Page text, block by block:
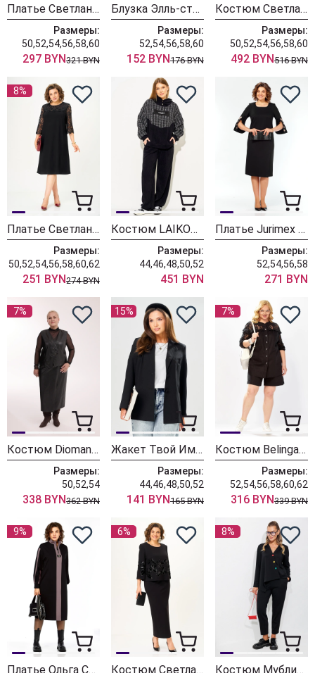
Платье Светлана-Стиль 2374 черный
Размеры:
50,52,54,56,58,60
297 BYN321 BYN
Блузка Элль-стиль 2404/6а графит
Размеры:
52,54,56,58,60
152 BYN176 BYN
Костюм Светлана-Стиль 2351 черный
Размеры:
50,52,54,56,58,60
492 BYN516 BYN
8%
Платье Светлана-Стиль 2369 черный
Размеры:
50,52,54,56,58,60,62
251 BYN274 BYN
Костюм LAIKONY L-574 черный
Размеры:
44,46,48,50,52
451 BYN
Платье Jurimex West 3545
Размеры:
52,54,56,58
271 BYN
7%
Костюм Diomant 2201 черный
Размеры:
50,52,54
338 BYN362 BYN
15%
Жакет Твой Имидж 2558 черный
Размеры:
44,46,48,50,52
141 BYN165 BYN
7%
Костюм Belinga 2340 черный
Размеры:
52,54,56,58,60,62
316 BYN339 BYN
9%
Платье Ольга Стиль С972 черный
6%
Костюм Светлана-Стиль 2348 черный
8%
Костюм Мублиз 337 черный